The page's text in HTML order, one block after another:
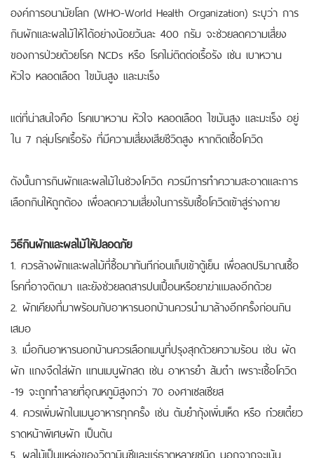
องค์การอนามัยโลก (WHO-World Health Organization) ระบุว่า การ
กินผักและผลไม้ให้ได้อย่างน้อยวันละ 400 กรัม จะช่วยลดความเสี่ยง
ของการป่วยด้วยโรค NCDs หรือ โรคไม่ติดต่อเรื้อรัง เช่น เบาหวาน
หัวใจ หลอดเลือด ไขมันสูง และมะเร็ง
แต่ที่น่าสนใจคือ โรคเบาหวาน หัวใจ หลอดเลือด ไขมันสูง และมะเร็ง อยู่
ใน 7 กลุ่มโรคเรื้อรัง ที่มีความเสี่ยงเสียชีวิตสูง หากติดเชื้อโควิด
ดังนั้นการกินผักและผลไม้ในช่วงโควิด ควรมีการทำความสะอาดและการ
เลือกกินให้ถูกต้อง เพื่อลดความเสี่ยงในการรับเชื้อโควิดเข้าสู่ร่างกาย
วิธีกินผักและผลไม้ให้ปลอดภัย
1. ควรล้างผักและผลไม้ที่ซื้อมาทันทีก่อนเก็บเข้าตู้เย็น เพื่อลดปริมาณเชื้อ
โรคที่อาจติดมา และยังช่วยลดสารปนเปื้อนหรือยาฆ่าแมลงอีกด้วย
2. ผักเคียงที่มาพร้อมกับอาหารนอกบ้านควรนำมาล้างอีกครั้งก่อนกิน
เสมอ
3. เมื่อกินอาหารนอกบ้านควรเลือกเมนูที่ปรุงสุกด้วยความร้อน เช่น ผัด
ผัก แกงจืดใส่ผัก แทนเมนูผักสด เช่น อาหารยำ ส้มตำ เพราะเชื้อโควิด
-19 จะถูกทำลายที่อุณหภูมิสูงกว่า 70 องศาเซลเซียส
4. ควรเพิ่มผักในเมนูอาหารทุกครั้ง เช่น ต้มยำกุ้งเพิ่มเห็ด หรือ ก๋วยเตี๋ยว
ราดหน้าพิเศษผัก เป็นต้น
5. ผลไม้เป็นแหล่งของวิตามินซีและแร่ธาตุหลายชนิด นอกจากจะเน้น